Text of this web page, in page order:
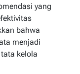
yang
bahwa
menjadi
kelola